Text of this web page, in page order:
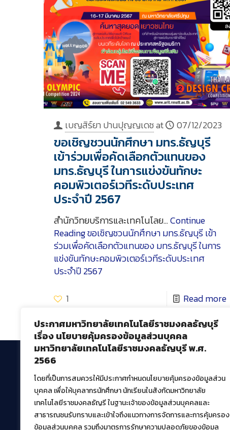
ประกาศมหาวิทยาลัยเทคโนโลยีราชมงคลธัญบุรี
เรื่อง นโยบายคุ้มครองข้อมูลส่วนบุคคล
มหาวิทยาลัยเทคโนโลยีราชมงคลธัญบุรี พ.ศ.
2566
โดยที่เป็นการสมควรให้มีประกาศกำหนดนโยบายคุ้มครองข้อมูลส่วน
บุคคล เพื่อให้บุคลากรนักศึกษา นักเรียนในสังกัดมหาวิทยาลัย
เทคโนโลยีราชมงคลธัญรี ในฐานะเจ้าของข้อมูลส่วนบุคคลและ
สาธารณชนรับทราบและเข้าใจถึงแนวทางการจัดการและการคุ้มครอง
ข้อมูลส่วนบุคคล รวมถึงมาตรการรักษาความปลอดภัยของข้อมูล
เบญสิร์ยา ปานปุญญเดชat 07/12/2023
ขอเชิญชวนนักศึกษา มทร.ธัญบุรี
เข้าร่วมเพื่อคัดเลือกตัวแทนของ
มทร.ธัญบุรี ในการแข่งขันทักษะ
คอมพิวเตอร์เวทีระดับประเทศ
ประจำปี 2567
สำนักวิทยบริการและเทคโนโลย…Continue
Readingขอเชิญชวนนักศึกษา มทร.ธัญบุรี เข้า
ร่วมเพื่อคัดเลือกตัวแทนของ มทร.ธัญบุรี ในการ
แข่งขันทักษะคอมพิวเตอร์เวทีระดับประเทศ
ประจำปี 2567
1
Read more
สำนักวิทยบริการและเทคโนโลยีสารสนเทศ
มหาวิทยาลัยเทคโนโลยีราชมงคลธัญบุรี
39 หมู่ที่ 1 ตำบลคลองหก อำเภอคลองหลวง จังหวัด